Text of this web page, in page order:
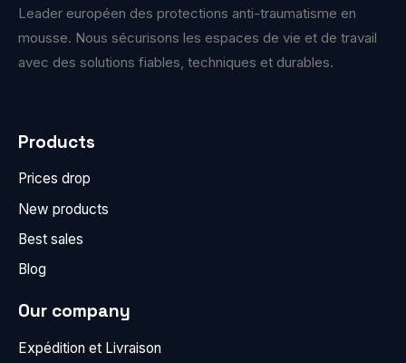
Leader européen des protections anti-traumatisme en
mousse. Nous sécurisons les espaces de vie et de travail
avec des solutions fiables, techniques et durables.
Products
Prices drop
New products
Best sales
Blog
Our company
Expédition et Livraison